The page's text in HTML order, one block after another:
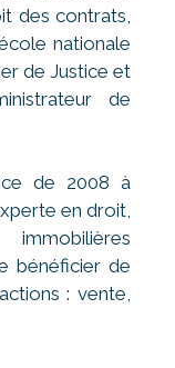
des contrats,
nationale
de Justice et
de
de 2008 à
en droit,
bénéficier de
: vente,